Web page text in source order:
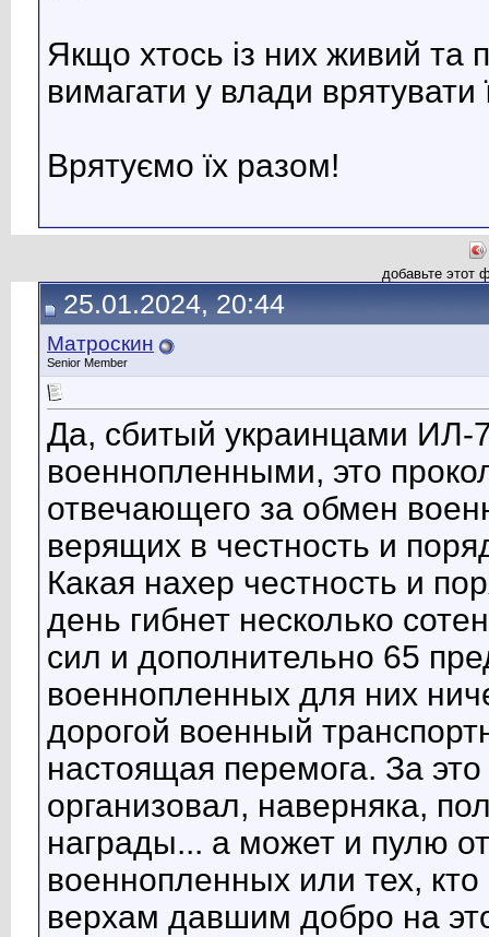
Якщо хтось із них живий та
вимагати у влади врятувати
Врятуємо їх разом!
добавьте этот
25.01.2024, 20:44
Матроскин
Senior Member
Да, сбитый украинцами ИЛ-
военнопленными, это
отвечающего за обмен
верящих в честность и
Какая нахер честность и
день гибнет несколько
сил и дополнительно 65
военнопленных для них
дорогой военный
настоящая перемога. За
организовал, наверняка,
награды... а может и пулю
военнопленных или тех,
верхам давшим добро на